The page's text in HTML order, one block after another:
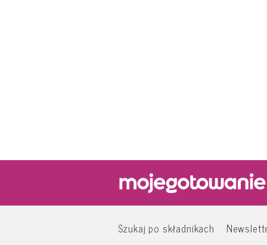
Szukaj po składnikach